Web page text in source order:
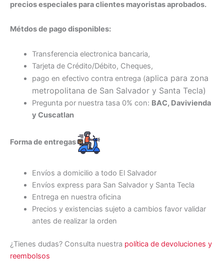
precios especiales para clientes mayoristas aprobados.
Métdos de pago disponibles:
Transferencia electronica bancaria,
Tarjeta de Crédito/Débito, Cheques,
pago en efectivo contra entrega (aplica para zona
metropolitana de San Salvador y Santa Tecla)
Pregunta por nuestra tasa 0% con: BAC, Davivienda
y Cuscatlan
Forma de entregas
Envíos a domicilio a todo El Salvador
Envíos express para San Salvador y Santa Tecla
Entrega en nuestra oficina
Precios y existencias sujeto a cambios favor validar
antes de realizar la orden
¿Tienes dudas? Consulta nuestra política de devoluciones y
reembolsos